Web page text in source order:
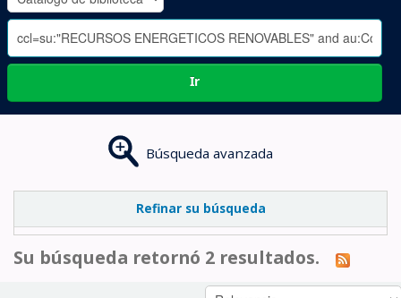
-
Ir
Búsqueda avanzada
Refinar su búsqueda
Su búsqueda retornó 2 resultados.